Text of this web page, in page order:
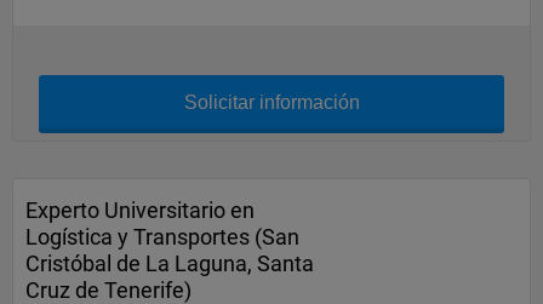
Solicitar información
Experto Universitario en
Logística y Transportes (San
Cristóbal de La Laguna, Santa
Cruz de Tenerife)